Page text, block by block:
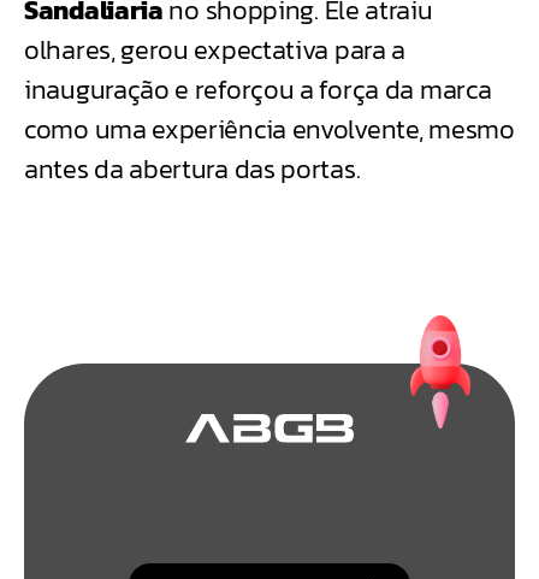
Sandaliariano shopping. Ele atraiu
olhares, gerou expectativa para a
inauguração e reforçou a força da marca
como uma experiência envolvente, mesmo
antes da abertura das portas.